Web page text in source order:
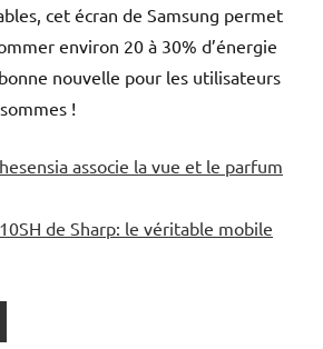
cet écran de Samsung permet
environ 20 à 30% d’énergie
nouvelle pour les utilisateurs
!
associe la vue et le parfum
de Sharp: le véritable mobile